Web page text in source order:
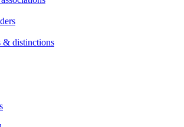
& distinctions